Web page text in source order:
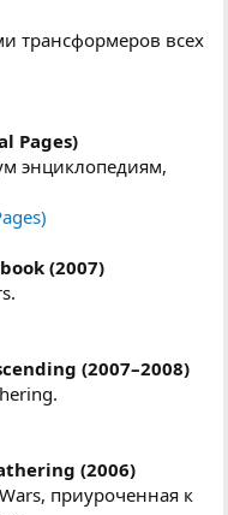
трансформеров всех
Pages)
энциклопедиям,
(2007)
(2007–2008)
(2006)
приуроченная к